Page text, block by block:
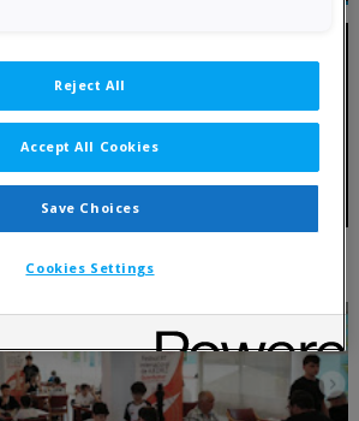
parejas 2026 - La Primitiva
Reject All
Accept All Cookies
Save Choices
Cookies Settings